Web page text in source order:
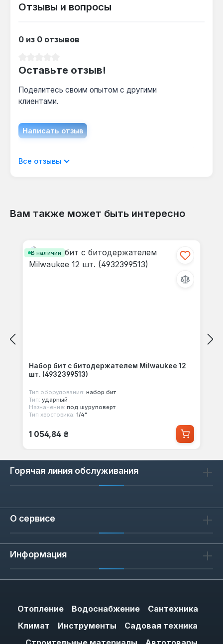
Нет — бита безударного типа, рассчитана на
Какой крепеж подходит для наконечника
Spline M5?
Наконечник M5 предназначен для винтов и
болтов с 12-гранным шлицем Spline, диаметр
Гарантия 1 год, доставка по Украине.
Отзывы и вопросы
0 из 0 отзывов
Оставьте отзыв!
Поделитесь своим опытом с другими
клиентами.
Написать отзыв
Отображать отзывы только на текущем
Все отзывы
Вам также может быть интересно
В наличии
Набор бит с битодержателем Milwaukee 12
шт. (4932399513)
Тип оборудования: набор бит
Тип: ударный
Назначение: под шуруповерт
Тип хвостовика: 1/4"
Обычная цена:
1 054,84 ₴
Горячая линия обслуживания
О сервисе
Информация
Отопление Водоснабжение
Сантехника
Климат
Инструменты
Садовая техника